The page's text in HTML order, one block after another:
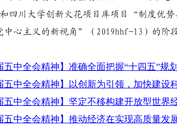
四川大学创新火花项目库项目“制度优
心主义的新视角”（2019hhf-13）的阶段
五中全会精神】准确全面把握“十四五”规
五中全会精神】以创新为引领，加快建设
五中全会精神】坚定不移构建开放型世界
五中全会精神】推动经济在实现高质量发